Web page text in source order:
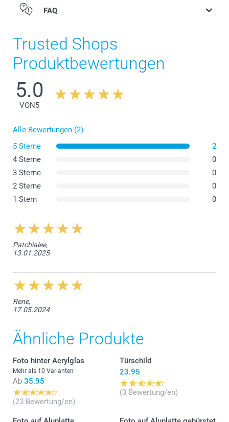
Türschild
Alu
FAQ
Trusted Shops
Produktbewertungen
5.0
VON5
Alle Bewertungen (2)
5 Sterne
2
4 Sterne
0
3 Sterne
0
2 Sterne
0
1 Stern
0
Patchialee,
13.01.2025
Rene,
17.05.2024
Ähnliche Produkte
Foto hinter Acrylglas
Mehr als 10 Varianten
Ab 35.95
(23 Bewertung/en)
Türschild
23.95
(3 Bewertung/en)